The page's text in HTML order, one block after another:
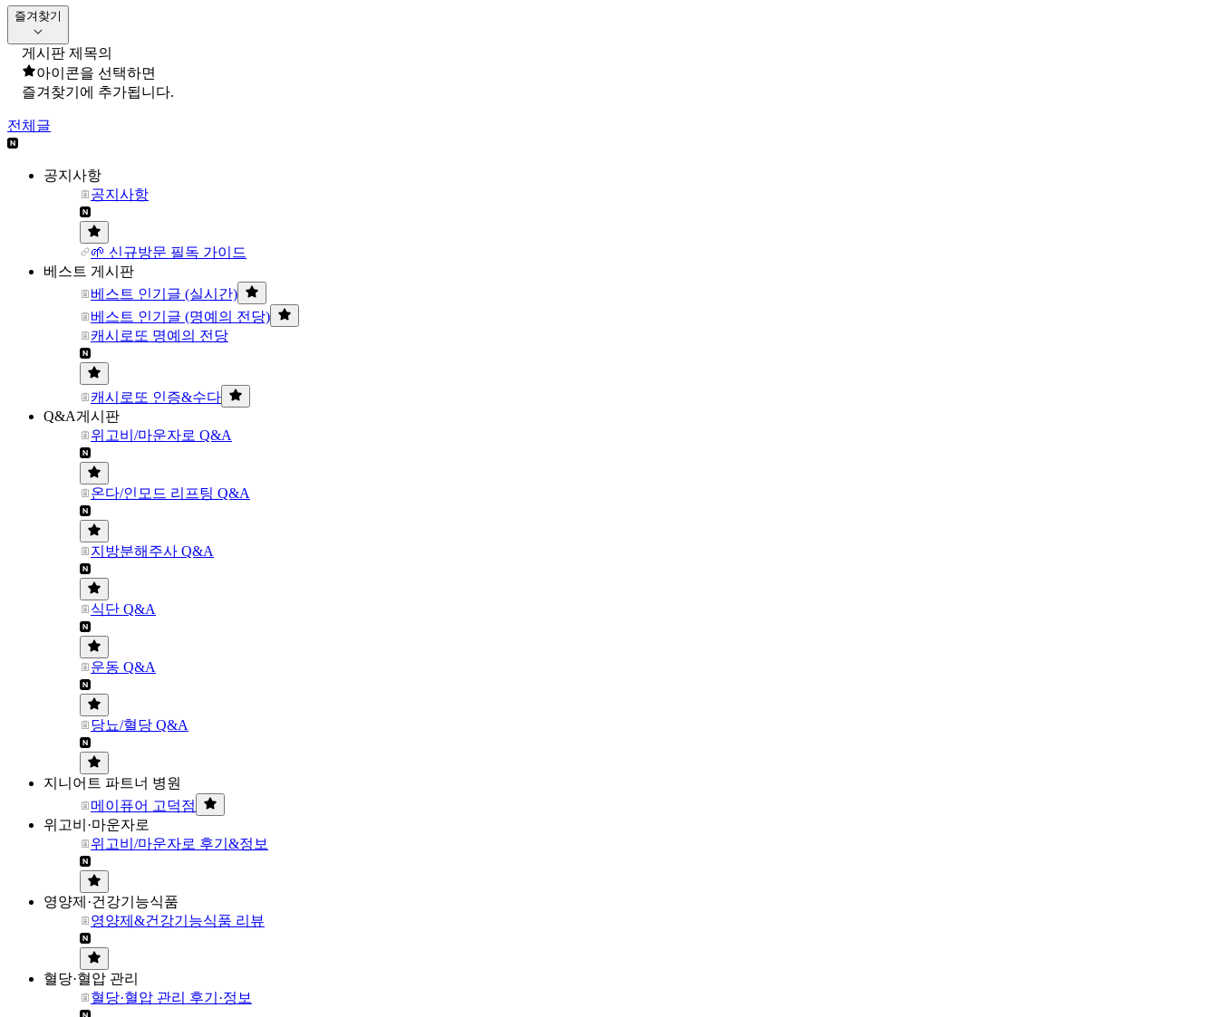
즐겨찾기
게시판 제목의
아이콘을 선택하면
즐겨찾기에 추가됩니다.
전체글
공지사항
공지사항
🌱 신규방문 필독 가이드
베스트 게시판
베스트 인기글 (실시간)
베스트 인기글 (명예의 전당)
캐시로또 명예의 전당
캐시로또 인증&수다
Q&A게시판
위고비/마운자로 Q&A
온다/인모드 리프팅 Q&A
지방분해주사 Q&A
식단 Q&A
운동 Q&A
당뇨/혈당 Q&A
지니어트 파트너 병원
메이퓨어 고덕점
위고비·마운자로
위고비/마운자로 후기&정보
영양제·건강기능식품
영양제&건강기능식품 리뷰
혈당·혈압 관리
혈당·혈압 관리 후기·정보